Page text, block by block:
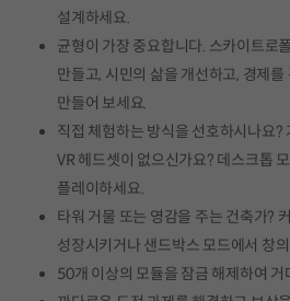
설계하세요.
균형이 가장 중요합니다. 스카이트로
만들고, 시민의 삶을 개선하고, 경제
만들어 보세요.
직접 체험하는 방식을 선호하시나요
VR 헤드셋이 없으신가요? 데스크톱
플레이하세요.
타워 거물 또는 영감을 주는 건축가?
성장시키거나 샌드박스 모드에서 창
50개 이상의 모듈을 잠금 해제하여 거